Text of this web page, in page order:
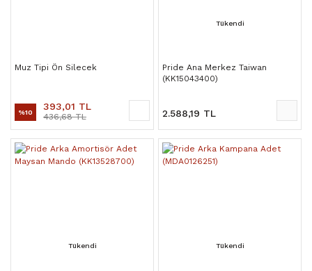
Muz Tipi Ön Silecek
%10 393,01 TL
436,68 TL
Tükendi
Pride Ana Merkez Taiwan
(KK15043400)
2.588,19 TL
Tükendi Tükendi